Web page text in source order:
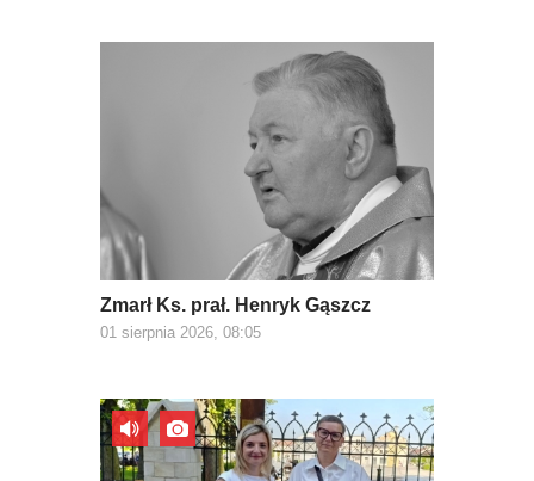
Zmarł Ks. prał. Henryk Gąszcz
01 sierpnia 2026, 08:05